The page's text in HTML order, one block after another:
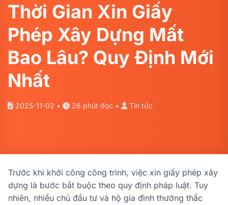
Thời Gian Xin Giấy
Phép Xây Dựng Mất
Bao Lâu? Quy Định Mới
Nhất
2025-11-02 • 26 phút đọc • Tin tức
Trước khi khởi công công trình, việc xin giấy phép xây
dựng là bước bắt buộc theo quy định pháp luật. Tuy
nhiên, nhiều chủ đầu tư và hộ gia đình thường thắc